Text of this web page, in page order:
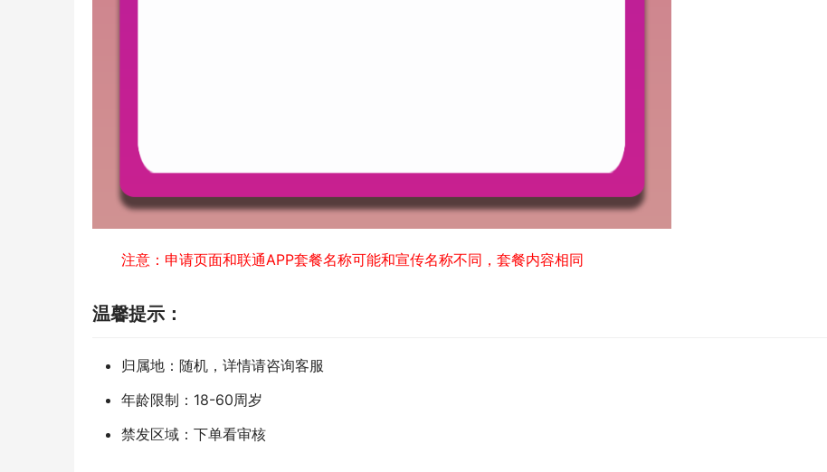
注意：申请页面和联通APP套餐名称可能和宣传名称不同，套餐内容相同
温馨提示：
归属地：随机，详情请咨询客服
年龄限制：18-60周岁
禁发区域：下单看审核